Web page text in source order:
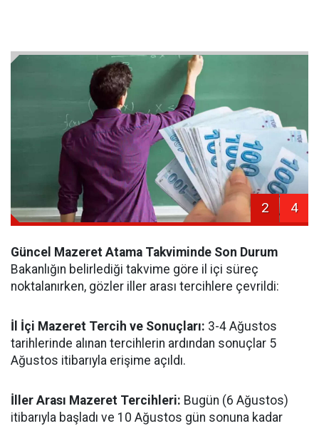
2 4
Güncel Mazeret Atama Takviminde Son Durum
Bakanlığın belirlediği takvime göre il içi süreç
noktalanırken, gözler iller arası tercihlere çevrildi:
İl İçi Mazeret Tercih ve Sonuçları: 3-4 Ağustos
tarihlerinde alınan tercihlerin ardından sonuçlar 5
Ağustos itibarıyla erişime açıldı.
İller Arası Mazeret Tercihleri: Bugün (6 Ağustos)
itibarıyla başladı ve 10 Ağustos gün sonuna kadar